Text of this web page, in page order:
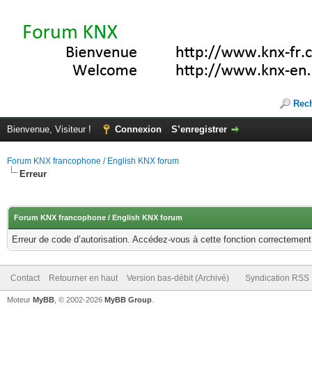
Bienvenue, Visiteur ! Connexion S’enregistrer
Forum KNX francophone / English KNX forum
Erreur
Forum KNX francophone / English KNX forum
Erreur de code d’autorisation. Accédez-vous à cette fonction
Contact Retourner en haut Version bas-débit (Archivé) Syndication RSS
Moteur MyBB , © 2002-2026 MyBB Group